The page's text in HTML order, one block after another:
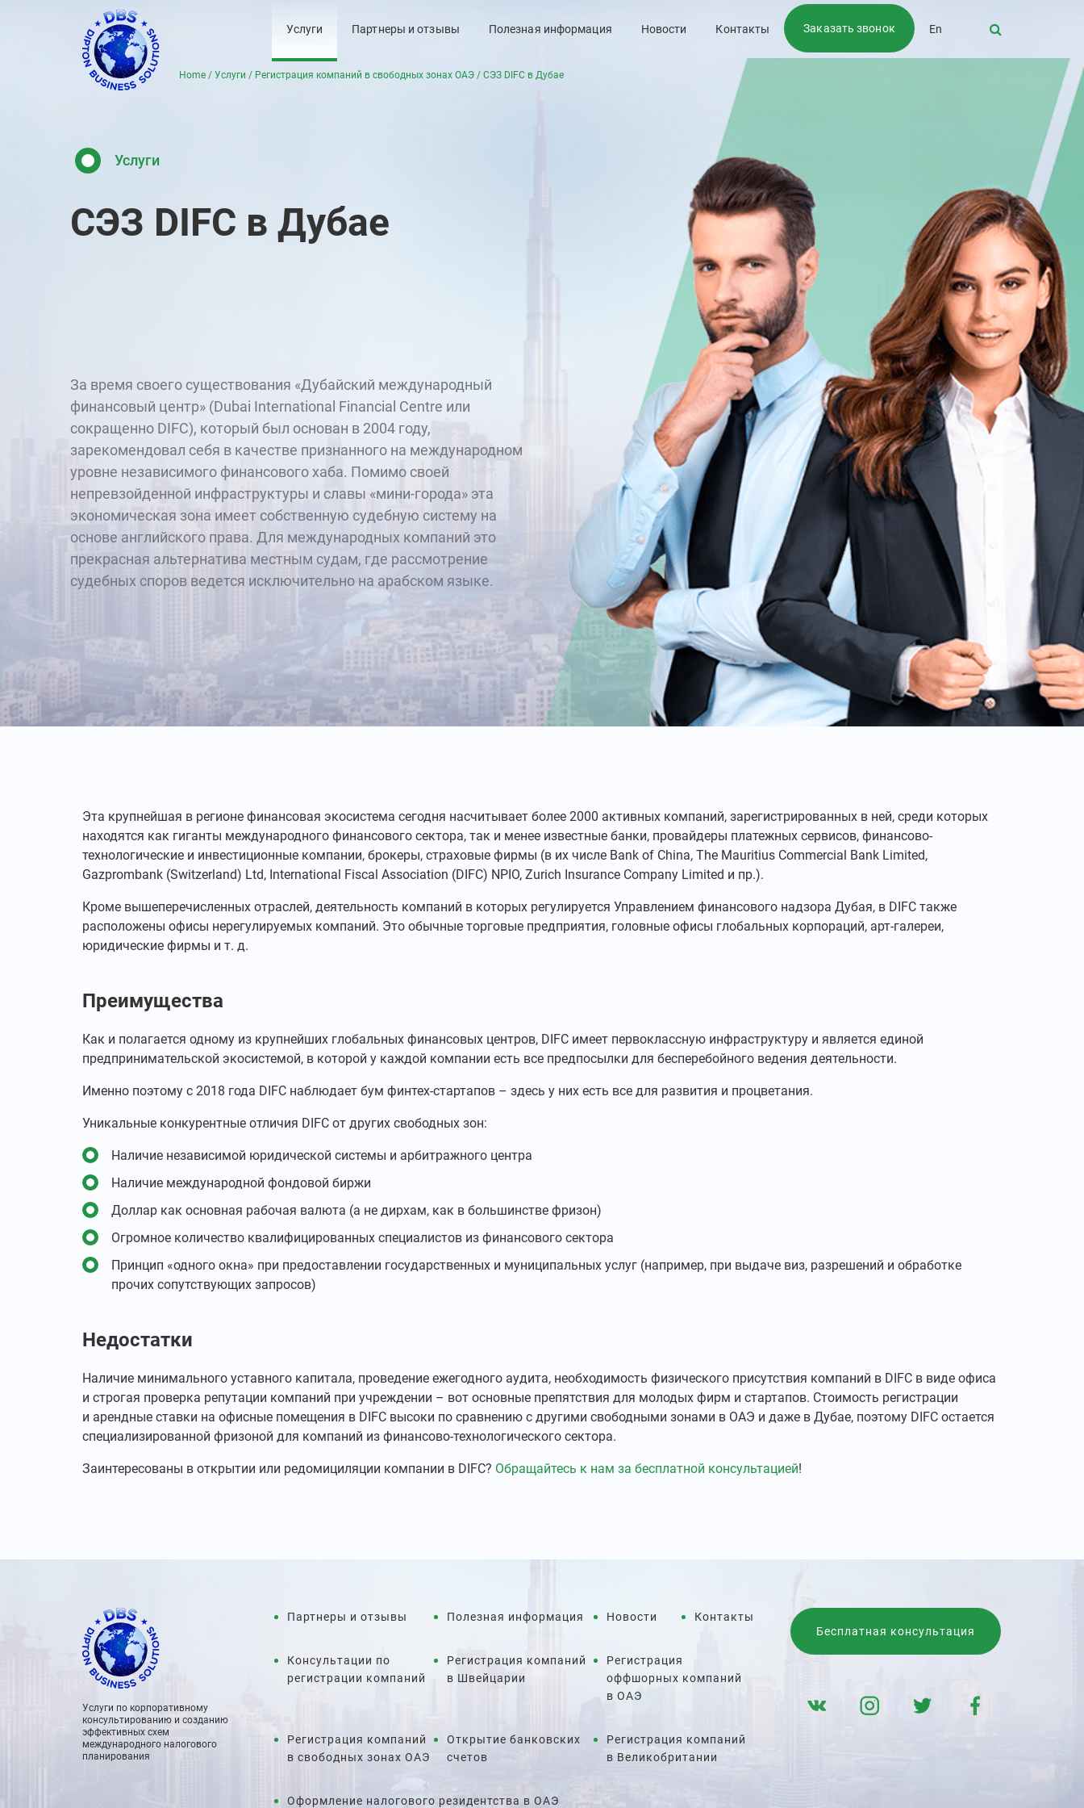
Услуги Партнеры и отзывы Полезная информация Новости Контакты Заказать звонок En
Home /Услуги / Регистрация компаний в свободных зонах ОАЭ /СЭЗ DIFC в Дубае
Услуги
СЭЗ DIFC в Дубае
За время своего существования «Дубайский международный
финансовый центр» (Dubai International Financial Centre или
сокращенно DIFC), который был основан в 2004 году,
зарекомендовал себя в качестве признанного на международном
уровне независимого финансового хаба. Помимо своей
непревзойденной инфраструктуры и славы «мини-города» эта
экономическая зона имеет собственную судебную систему на
основе английского права. Для международных компаний это
прекрасная альтернатива местным судам, где рассмотрение
судебных споров ведется исключительно на арабском языке.
Эта крупнейшая в регионе финансовая экосистема сегодня насчитывает более 2000 активных компаний, зарегистрированных в ней, среди которых
находятся как гиганты международного финансового сектора, так и менее известные банки, провайдеры платежных сервисов, финансово-
технологические и инвестиционные компании, брокеры, страховые фирмы (в их числе Bank of China, The Mauritius Commercial Bank Limited,
Gazprombank (Switzerland) Ltd, International Fiscal Association (DIFC) NPIO, Zurich Insurance Company Limited и пр.).
Кроме вышеперечисленных отраслей, деятельность компаний в которых регулируется Управлением финансового надзора Дубая, в DIFC также
расположены офисы нерегулируемых компаний. Это обычные торговые предприятия, головные офисы глобальных корпораций, арт-галереи,
юридические фирмы и т. д.
Преимущества
Как и полагается одному из крупнейших глобальных финансовых центров, DIFC имеет первоклассную инфраструктуру и является единой
предпринимательской экосистемой, в которой у каждой компании есть все предпосылки для бесперебойного ведения деятельности.
Именно поэтому с 2018 года DIFC наблюдает бум финтех-стартапов – здесь у них есть все для развития и процветания.
Уникальные конкурентные отличия DIFC от других свободных зон:
Наличие независимой юридической системы и арбитражного центра
Наличие международной фондовой биржи
Доллар как основная рабочая валюта (а не дирхам, как в большинстве фризон)
Огромное количество квалифицированных специалистов из финансового сектора
Принцип «одного окна» при предоставлении государственных и муниципальных услуг (например, при выдаче виз, разрешений и обработке
прочих сопутствующих запросов)
Недостатки
Наличие минимального уставного капитала, проведение ежегодного аудита, необходимость физического присутствия компаний в DIFC в виде офиса
и строгая проверка репутации компаний при учреждении – вот основные препятствия для молодых фирм и стартапов. Стоимость регистрации
и арендные ставки на офисные помещения в DIFC высоки по сравнению с другими свободными зонами в ОАЭ и даже в Дубае, поэтому DIFC остается
специализированной фризоной для компаний из финансово-технологического сектора.
Заинтересованы в открытии или редомициляции компании в DIFC? Обращайтесь к нам за бесплатной консультацией!
Услуги по корпоративному
консультированию и созданию
эффективных схем
международного налогового
планирования
Партнеры и отзывы Полезная информация Новости Контакты
Консультации по
регистрации компаний
Регистрация компаний
в Швейцарии
Регистрация
оффшорных компаний
в ОАЭ
Регистрация компаний
в свободных зонах ОАЭ
Открытие банковских
счетов
Регистрация компаний
в Великобритании
Оформление налогового резидентства в ОАЭ
Бесплатная консультация